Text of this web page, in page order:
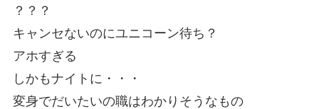
？？？
キャンセないのにユニコーン待ち？
アホすぎる
しかもナイトに・・・
変身でだいたいの職はわかりそうなもの